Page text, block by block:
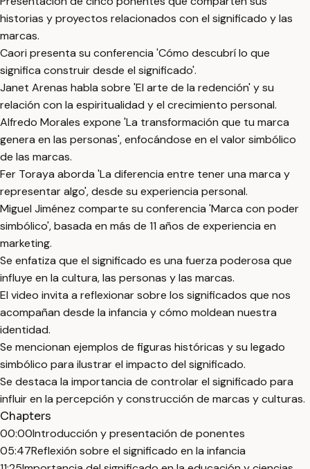
historias y proyectos relacionados con el significado y las
marcas.
Caori presenta su conferencia 'Cómo descubrí lo que
significa construir desde el significado'.
Janet Arenas habla sobre 'El arte de la redención' y su
relación con la espiritualidad y el crecimiento personal.
Alfredo Morales expone 'La transformación que tu marca
genera en las personas', enfocándose en el valor simbólico
de las marcas.
Fer Toraya aborda 'La diferencia entre tener una marca y
representar algo', desde su experiencia personal.
Miguel Jiménez comparte su conferencia 'Marca con poder
simbólico', basada en más de 11 años de experiencia en
marketing.
Se enfatiza que el significado es una fuerza poderosa que
influye en la cultura, las personas y las marcas.
El video invita a reflexionar sobre los significados que nos
acompañan desde la infancia y cómo moldean nuestra
identidad.
Se mencionan ejemplos de figuras históricas y su legado
simbólico para ilustrar el impacto del significado.
Se destaca la importancia de controlar el significado para
influir en la percepción y construcción de marcas y culturas.
Chapters
00:00Introducción y presentación de ponentes
05:47Reflexión sobre el significado en la infancia